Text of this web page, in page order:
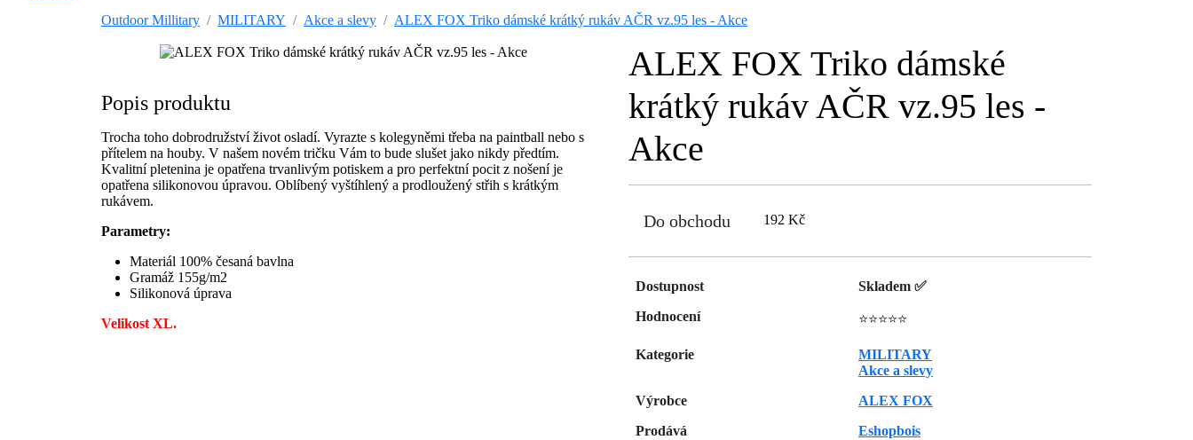
Outdoor Millitary
MILITARY Akce a slevy ALEX FOX Triko dámské krátký rukáv AČR vz.95 les - Akce
Popis produktu
Trocha toho dobrodružství život osladí. Vyrazte s kolegyněmi třeba na paintball nebo s
přítelem na houby. V našem novém tričku Vám to bude slušet jako nikdy předtím.
Kvalitní pletenina je opatřena trvanlivým potiskem a pro perfektní pocit z nošení je
opatřena silikonovou úpravou. Oblíbený vyštíhlený a prodloužený střih s krátkým
rukávem.
Parametry:
Materiál 100% česaná bavlna
Gramáž 155g/m2
Silikonová úprava
Velikost XL.
ALEX FOX Triko dámské
krátký rukáv AČR vz.95 les -
Akce
Do obchodu 192 Kč
Dostupnost
Skladem ✅
Hodnocení
⭐⭐⭐⭐⭐
Kategorie
MILITARY
Akce a slevy
Výrobce
ALEX FOX
Prodává
Eshopbois